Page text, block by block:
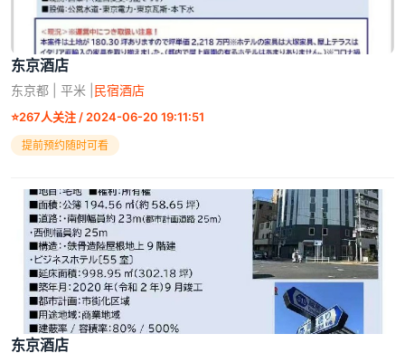
东京酒店
东京都 | 平米 | 民宿酒店
⭐267人关注 / 2024-06-20 19:11:51
提前预约随时可看
东京酒店